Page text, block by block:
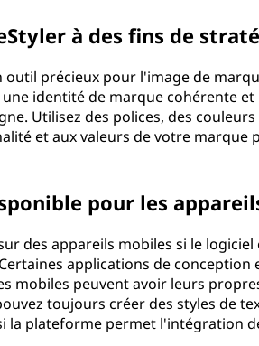
à des fins de
outil précieux pour l'image de
identité de marque cohérente
Utilisez des polices, des
et aux valeurs de votre
pour les
des appareils mobiles si le
applications de
mobiles peuvent avoir leurs
toujours créer des styles de
la plateforme permet l'intégration